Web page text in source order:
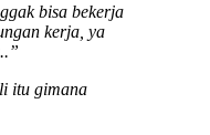
bisa bekerja
kerja, ya
itu gimana